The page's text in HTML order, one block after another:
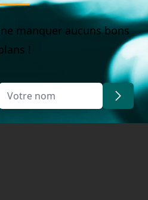
manquer aucuns bons
!